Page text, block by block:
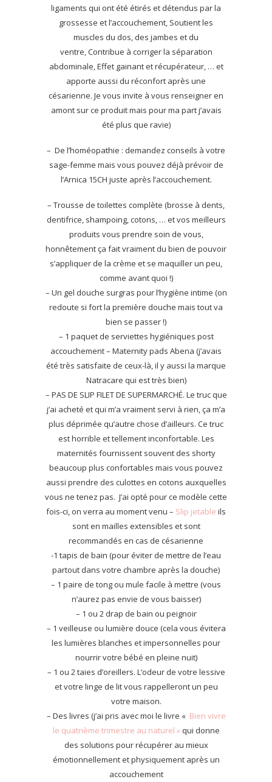
ligaments qui ont été étirés et détendus par la
grossesse et l’accouchement, Soutient les
muscles du dos, des jambes et du
ventre, Contribue à corriger la séparation
abdominale, Effet gainant et récupérateur, … et
apporte aussi du réconfort après une
césarienne. Je vous invite à vous renseigner en
amont sur ce produit mais pour ma part j’avais
été plus que ravie)
– De l’homéopathie : demandez conseils à votre
sage-femme mais vous pouvez déjà prévoir de
l’Arnica 15CH juste après l’accouchement.
– Trousse de toilettes complète (brosse à dents,
dentifrice, shampoing, cotons, … et vos meilleurs
produits vous prendre soin de vous,
honnêtement ça fait vraiment du bien de pouvoir
s’appliquer de la crème et se maquiller un peu,
comme avant quoi !)
– Un gel douche surgras pour l’hygiène intime (on
redoute si fort la première douche mais tout va
bien se passer !)
– 1 paquet de serviettes hygiéniques post
accouchement – Maternity pads Abena (j’avais
été très satisfaite de ceux-là, il y aussi la marque
Natracare qui est très bien)
– PAS DE SLIP FILET DE SUPERMARCHÉ. Le truc que
j’ai acheté et qui m’a vraiment servi à rien, ça m’a
plus déprimée qu’autre chose d’ailleurs. Ce truc
est horrible et tellement inconfortable. Les
maternités fournissent souvent des shorty
beaucoup plus confortables mais vous pouvez
aussi prendre des culottes en cotons auxquelles
vous ne tenez pas. J’ai opté pour ce modèle cette
fois-ci, on verra au moment venu – Slip jetable ils
sont en mailles extensibles et sont
recommandés en cas de césarienne
-1 tapis de bain (pour éviter de mettre de l’eau
partout dans votre chambre après la douche)
– 1 paire de tong ou mule facile à mettre (vous
n’aurez pas envie de vous baisser)
– 1 ou 2 drap de bain ou peignoir
– 1 veilleuse ou lumière douce (cela vous évitera
les lumières blanches et impersonnelles pour
nourrir votre bébé en pleine nuit)
– 1 ou 2 taies d’oreillers. L’odeur de votre lessive
et votre linge de lit vous rappelleront un peu
votre maison.
– Des livres (j’ai pris avec moi le livre « Bien vivre
le quatrième trimestre au naturel »qui donne
des solutions pour récupérer au mieux
émotionnellement et physiquement après un
accouchement